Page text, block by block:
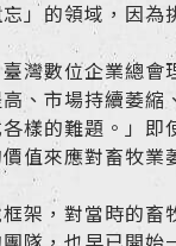
」的領域，因為
灣數位企業總
高、市場持續萎
樣的難題。」
值來應對畜牧業
架，對當時的